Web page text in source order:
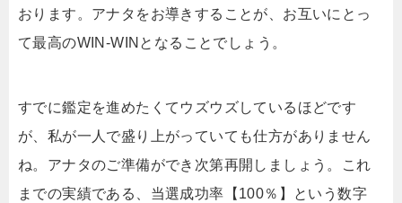
おります。アナタをお導きすることが、お互いにとっ
て最高のWIN-WINとなることでしょう。
すでに鑑定を進めたくてウズウズしているほどです
が、私が一人で盛り上がっていても仕方がありません
ね。アナタのご準備ができ次第再開しましょう。これ
までの実績である、当選成功率【100％】という数字